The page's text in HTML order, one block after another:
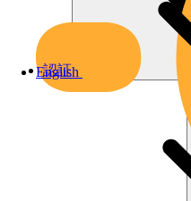
English
認証